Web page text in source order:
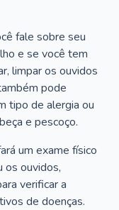
fale sobre seu
e se você tem
limpar os ouvidos
pode
tipo de alergia ou
e pescoço.
um exame físico
os ouvidos,
verificar a
de doenças.